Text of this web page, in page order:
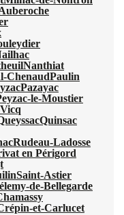
Nanthiat
ChenaudPaulin
Pazayac
le-Moustier
Quinsac
Rudeau-Ladosse
en Périgord
Saint-Astier
de-Bellegarde
et-Carlucet